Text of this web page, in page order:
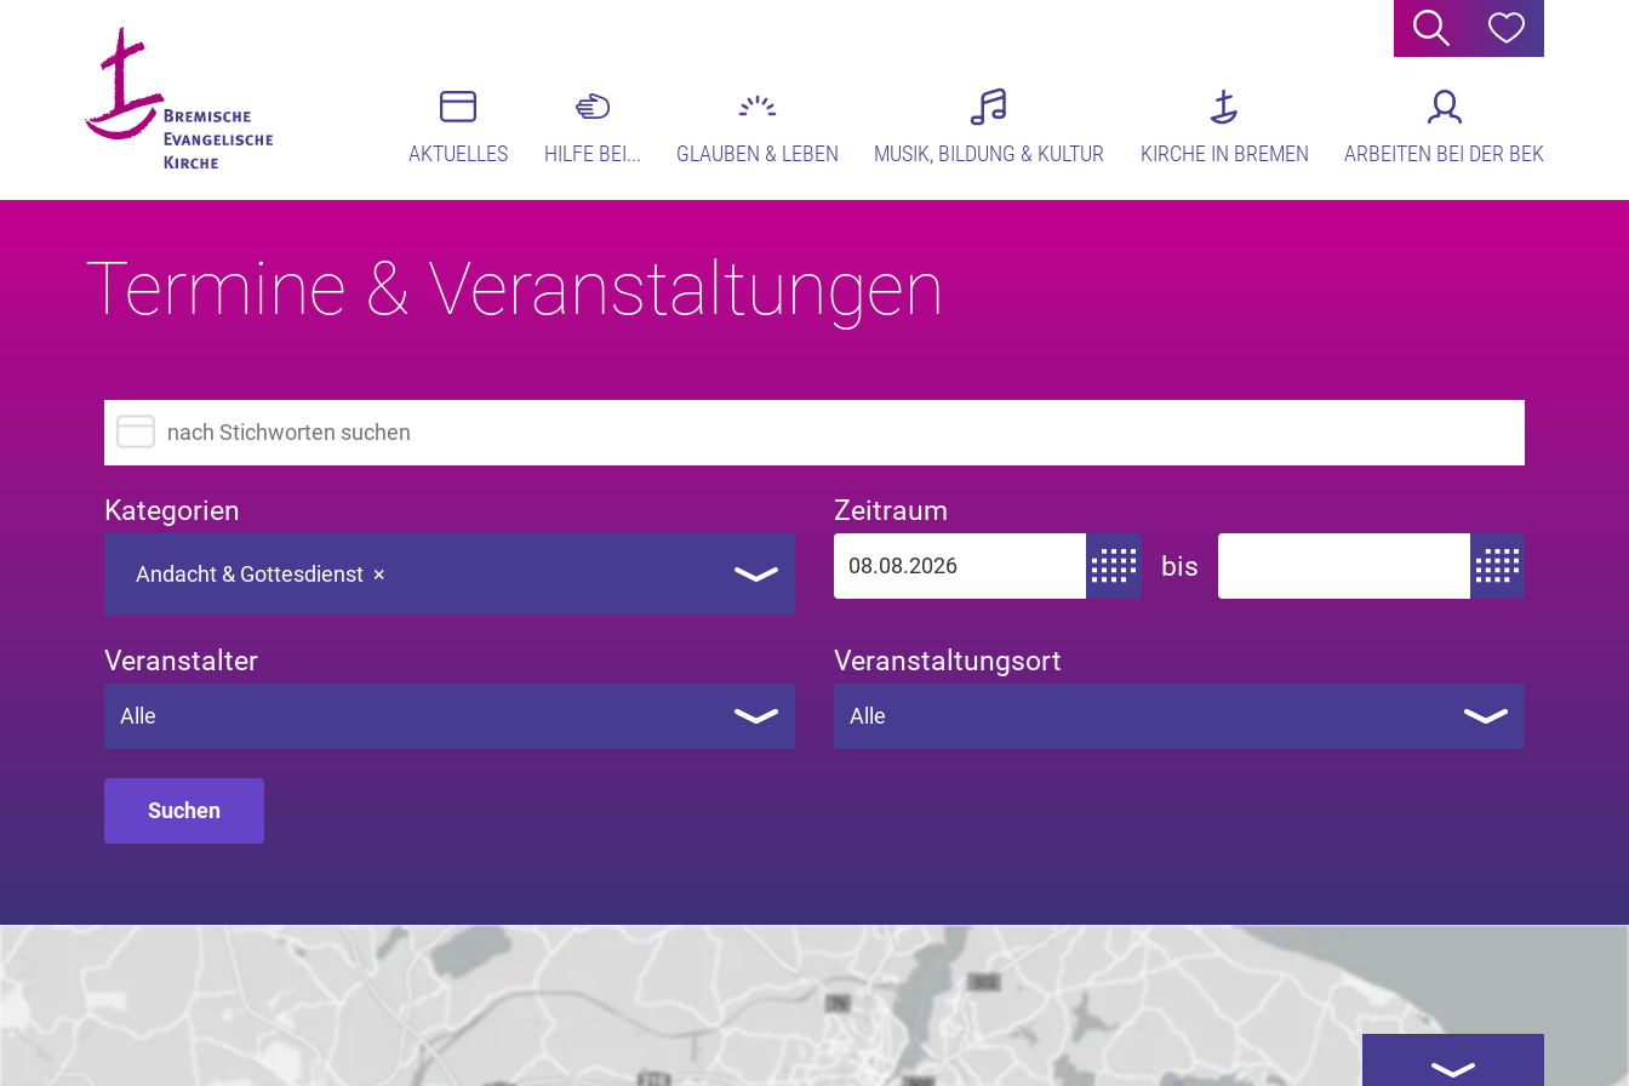
Suche Hilfe
AKTUELLES HILFE BEI... GLAUBEN & LEBEN MUSIK, BILDUNG & KULTUR KIRCHE IN BREMEN ARBEITEN BEI DER BEK
Termine & Veranstaltungen
Suchbegriff eingeben
Kategorien
×
Andacht & Gottesdienst
Zeitraum
Zeitraum von
bis Zeitraum bis
Veranstalter
Alle
Veranstaltungsort
Alle
Kartenansicht öffnen